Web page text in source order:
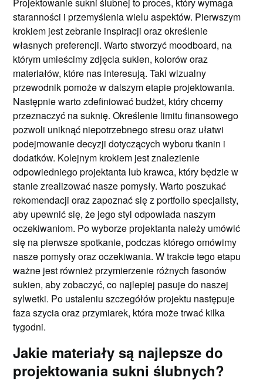
staranności i przemyślenia wielu aspektów. Pierwszym
krokiem jest zebranie inspiracji oraz określenie
własnych preferencji. Warto stworzyć moodboard, na
którym umieścimy zdjęcia sukien, kolorów oraz
materiałów, które nas interesują. Taki wizualny
przewodnik pomoże w dalszym etapie projektowania.
Następnie warto zdefiniować budżet, który chcemy
przeznaczyć na suknię. Określenie limitu finansowego
pozwoli uniknąć niepotrzebnego stresu oraz ułatwi
podejmowanie decyzji dotyczących wyboru tkanin i
dodatków. Kolejnym krokiem jest znalezienie
odpowiedniego projektanta lub krawca, który będzie w
stanie zrealizować nasze pomysły. Warto poszukać
rekomendacji oraz zapoznać się z portfolio specjalisty,
aby upewnić się, że jego styl odpowiada naszym
oczekiwaniom. Po wyborze projektanta należy umówić
się na pierwsze spotkanie, podczas którego omówimy
nasze pomysły oraz oczekiwania. W trakcie tego etapu
ważne jest również przymierzenie różnych fasonów
sukien, aby zobaczyć, co najlepiej pasuje do naszej
sylwetki. Po ustaleniu szczegółów projektu następuje
faza szycia oraz przymiarek, która może trwać kilka
tygodni.
Jakie materiały są najlepsze do
projektowania sukni ślubnych?